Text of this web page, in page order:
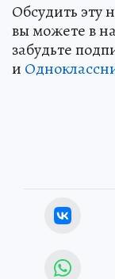
Обсудить эту
вы можете в
забудьте
и